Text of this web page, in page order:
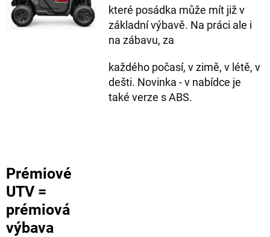
které posádka může mít již v
základní výbavě. Na práci ale i
na zábavu, za
každého počasí, v zimě, v létě, v
dešti. Novinka - v nabídce je
také verze s ABS.
Prémiové
UTV =
prémiová
výbava